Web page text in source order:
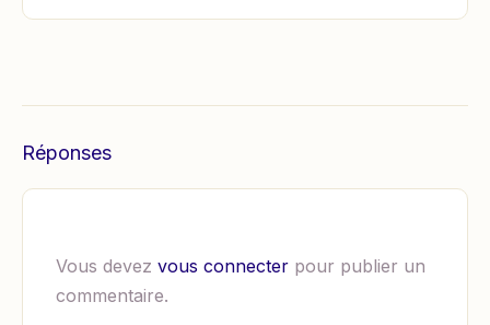
Réponses
Vous devez vous connecter pour publier un
commentaire.